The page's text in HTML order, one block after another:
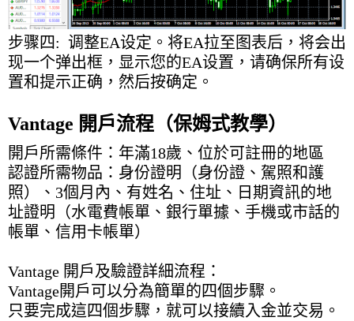
步骤四: 调整EA设定。将EA拉至图表后，将会出
现一个弹出框，显示您的EA设置，请确保所有设
置和提示正确，然后按确定。
Vantage 開戶流程（保姆式教學）
開戶所需條件：年滿18歲、位於可註冊的地區
認證所需物品：身份證明（身份證、駕照和護
照）、3個月內、有姓名、住址、日期資訊的地
址證明（水電費帳單、銀行單據、手機或市話的
帳單、信用卡帳單）
Vantage 開戶及驗證詳細流程：
Vantage開戶可以分為簡單的四個步驟。
只要完成這四個步驟，就可以接續入金並交易。